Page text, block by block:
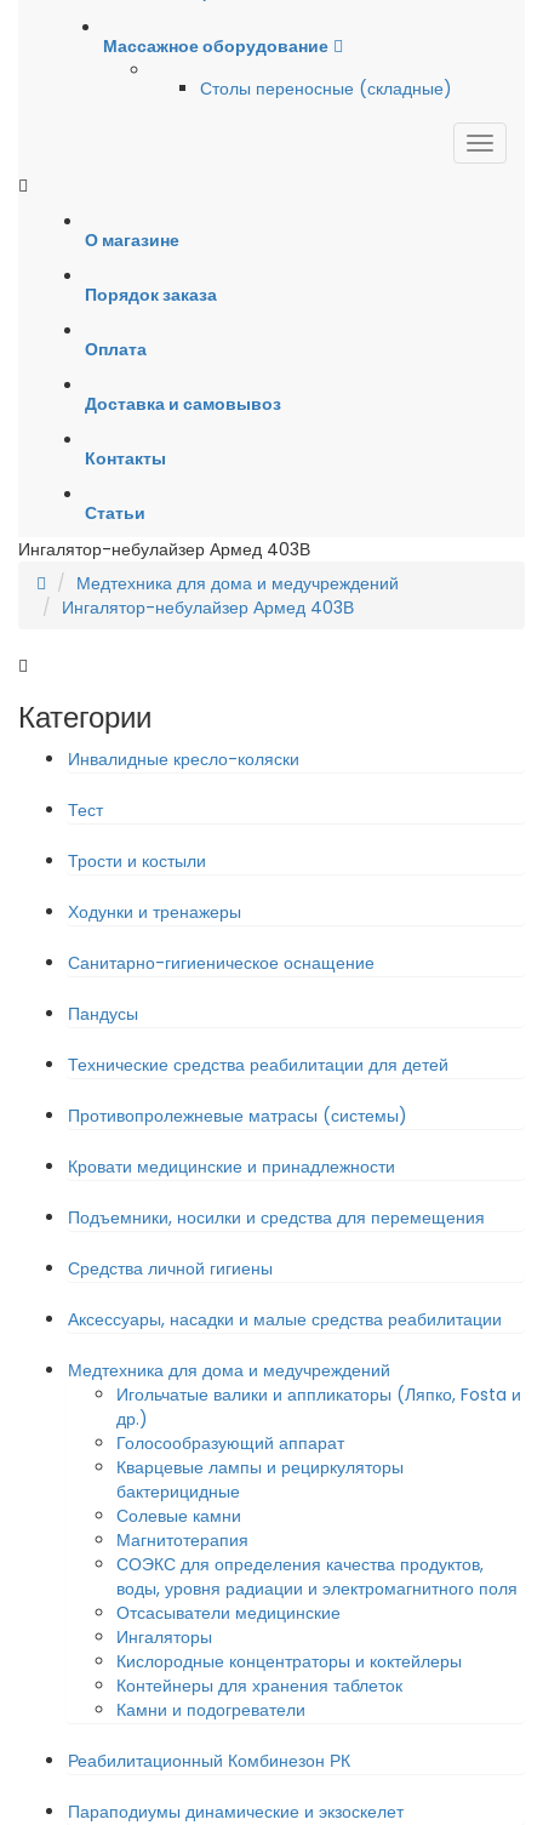
Массажное оборудование
Столы переносные (складные)
О магазине
Порядок заказа
Оплата
Доставка и самовывоз
Контакты
Статьи
Ингалятор-небулайзер Армед 403В
Медтехника для дома и медучреждений
Ингалятор-небулайзер Армед 403В
Категории
Инвалидные кресло-коляски
Тест
Трости и костыли
Ходунки и тренажеры
Санитарно-гигиеническое оснащение
Пандусы
Технические средства реабилитации для детей
Противопролежневые матрасы (системы)
Кровати медицинские и принадлежности
Подъемники, носилки и средства для перемещения
Средства личной гигиены
Аксессуары, насадки и малые средства реабилитации
Медтехника для дома и медучреждений
Игольчатые валики и аппликаторы (Ляпко, Fosta и
др.)
Голосообразующий аппарат
Кварцевые лампы и рециркуляторы
бактерицидные
Солевые камни
Магнитотерапия
СОЭКС для определения качества продуктов,
воды, уровня радиации и электромагнитного поля
Отсасыватели медицинские
Ингаляторы
Кислородные концентраторы и коктейлеры
Контейнеры для хранения таблеток
Камни и подогреватели
Реабилитационный Комбинезон РК
Параподиумы динамические и экзоскелет